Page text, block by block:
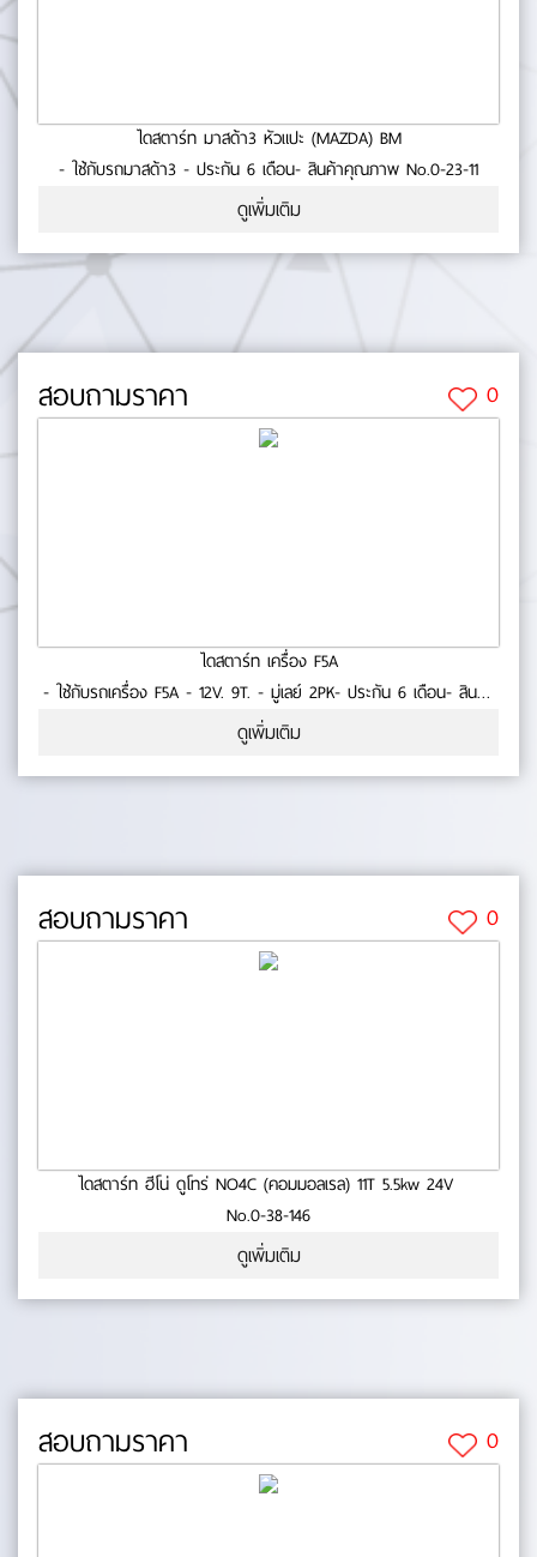
ไดสตาร์ท มาสด้า3 หัวแปะ (MAZDA) BM
- ใช้กับรถมาสด้า3 - ประกัน 6 เดือน- สินค้าคุณภาพ No.0-23-11
ดูเพิ่มเติม
สอบถามราคา 0
ไดสตาร์ท เครื่อง F5A
- ใช้กับรถเครื่อง F5A - 12V. 9T. - มู่เลย์ 2PK- ประกัน 6 เดือน- สินค้า
คุณภาพ No.0-23-02
ดูเพิ่มเติม
สอบถามราคา 0
ไดสตาร์ท ฮีโน่ ดูโทร่ NO4C (คอมมอลเรล) 11T 5.5kw 24V
No.0-38-146
ดูเพิ่มเติม
สอบถามราคา 0